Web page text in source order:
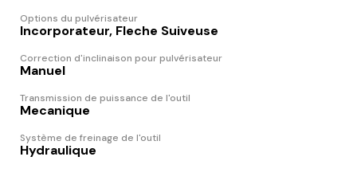
Options du pulvérisateur
Incorporateur, Fleche Suiveuse
Correction d'inclinaison pour pulvérisateur
Manuel
Transmission de puissance de l'outil
Mecanique
Système de freinage de l'outil
Hydraulique